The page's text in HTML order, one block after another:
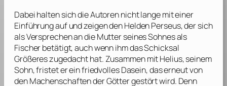
Dabei halten sich die Autoren nicht lange mit einer
Einführung auf und zeigen den Helden Perseus, der sich
als Versprechen an die Mutter seines Sohnes als
Fischer betätigt, auch wenn ihm das Schicksal
Größeres zugedacht hat. Zusammen mit Helius, seinem
Sohn, fristet er ein friedvolles Dasein, das erneut von
den Machenschaften der Götter gestört wird. Denn